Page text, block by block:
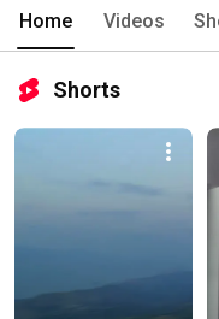
Home Videos
Shorts